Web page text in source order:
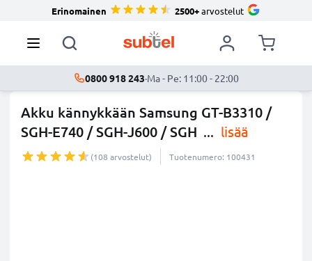
Erinomainen 2500+arvostelut
0800 918 243·Ma - Pe: 11:00 - 22:00
Akku kännykkään Samsung GT-B3310 /
SGH-E740 / SGH-J600 / SGH ... lisää
(108 arvostelut) Tuotenumero: 100431